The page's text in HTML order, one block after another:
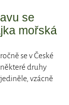
se
mořská
se v České
druhy
vzácně